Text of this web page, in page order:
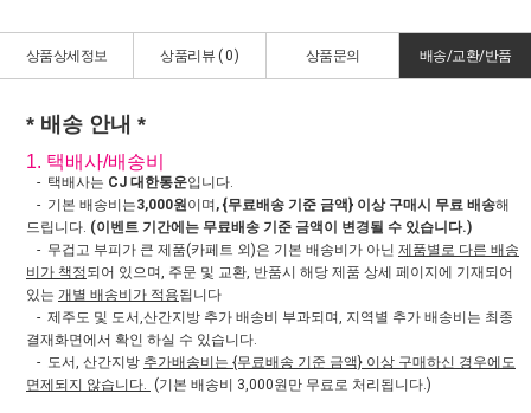
상품상세정보 상품리뷰 (0) 상품문의 배송/교환/반품
* 배송 안내 *
1. 택배사/배송비
- 택배사는 CJ 대한통운입니다.
- 기본 배송비는3,000원이며, {무료배송 기준 금액} 이상 구매시 무료 배송해
드립니다. (이벤트 기간에는 무료배송 기준 금액이 변경될 수 있습니다.)
- 무겁고 부피가 큰 제품(카페트 외)은 기본 배송비가 아닌 제품별로 다른 배송
비가 책정되어 있으며, 주문 및 교환, 반품시 해당 제품 상세 페이지에 기재되어
있는 개별 배송비가 적용됩니다
- 제주도 및 도서,산간지방 추가 배송비 부과되며, 지역별 추가 배송비는 최종
결재화면에서 확인 하실 수 있습니다.
- 도서, 산간지방 추가배송비는 {무료배송 기준 금액} 이상 구매하신 경우에도
면제되지 않습니다.
(기본 배송비 3,000원만 무료로 처리됩니다.)